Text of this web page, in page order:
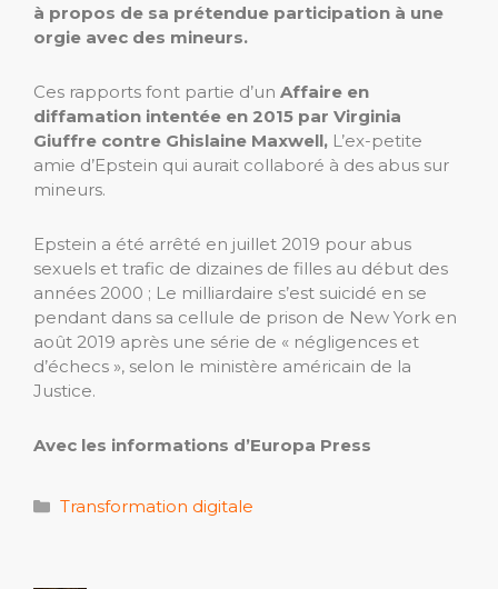
à propos de sa prétendue participation à une
orgie avec des mineurs.
Ces rapports font partie d’un Affaire en
diffamation intentée en 2015 par Virginia
Giuffre contre Ghislaine Maxwell, L’ex-petite
amie d’Epstein qui aurait collaboré à des abus sur
mineurs.
Epstein a été arrêté en juillet 2019 pour abus
sexuels et trafic de dizaines de filles au début des
années 2000 ; Le milliardaire s’est suicidé en se
pendant dans sa cellule de prison de New York en
août 2019 après une série de « négligences et
d’échecs », selon le ministère américain de la
Justice.
Avec les informations d’Europa Press
Catégories
Transformation digitale